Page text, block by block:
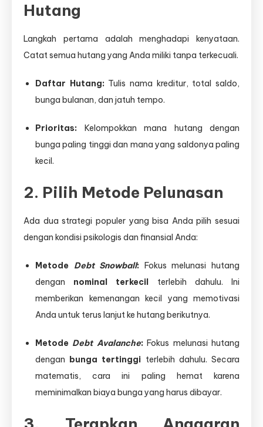
Hutang
Langkah pertama adalah menghadapi kenyataan.
Catat semua hutang yang Anda miliki tanpa terkecuali.
Daftar Hutang: Tulis nama kreditur, total saldo,
bunga bulanan, dan jatuh tempo.
Prioritas: Kelompokkan mana hutang dengan
bunga paling tinggi dan mana yang saldonya paling
kecil.
2. Pilih Metode Pelunasan
Ada dua strategi populer yang bisa Anda pilih sesuai
dengan kondisi psikologis dan finansial Anda:
Metode Debt Snowball: Fokus melunasi hutang
dengan nominal terkecil terlebih dahulu. Ini
memberikan kemenangan kecil yang memotivasi
Anda untuk terus lanjut ke hutang berikutnya.
Metode Debt Avalanche: Fokus melunasi hutang
dengan bunga tertinggi terlebih dahulu. Secara
matematis, cara ini paling hemat karena
meminimalkan biaya bunga yang harus dibayar.